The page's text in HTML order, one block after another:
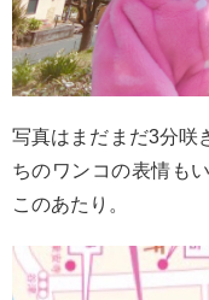
写真はまだまだ3分咲
ちのワンコの表情も
このあたり。